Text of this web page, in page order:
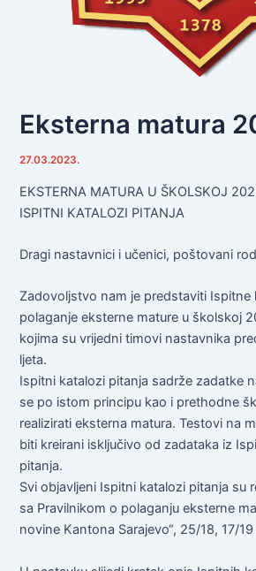
Eksterna matura
27.03.2023.
EKSTERNA MATURA U ŠKOLSKOJ
ISPITNI KATALOZI PITANJA
Dragi nastavnici i učenici, poštovani
Zadovoljstvo nam je predstaviti Ispitne
polaganje eksterne mature u školskoj
kojima su vrijedni timovi nastavnika
ljeta.
Ispitni katalozi pitanja sadrže zadatke
se po istom principu kao i prethodne
realizirati eksterna matura. Testovi na
biti kreirani isključivo od zadataka iz
pitanja.
Svi objavljeni Ispitni katalozi pitanja su
sa Pravilnikom o polaganju eksterne
novine Kantona Sarajevo“, 25/18, 17/